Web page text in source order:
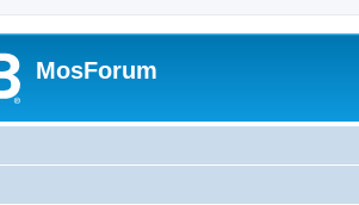
MosForum